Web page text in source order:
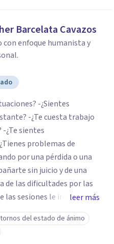
Barcelata Cavazos
con enfoque humanista y
-¿Sientes
-¿Te cuesta trabajo
¿Te sientes
problemas de
por una pérdida o una
por las
las sesiones le iremos
que te suceden y buscando
más de 20
a las personas en sus
leer más
del estado de ánimo